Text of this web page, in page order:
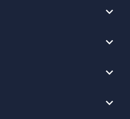



